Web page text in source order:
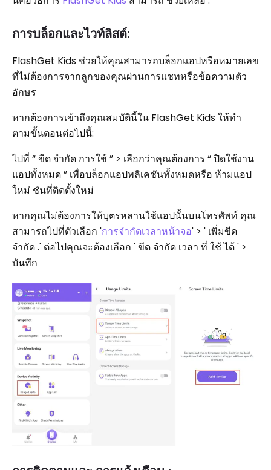
การบล็อกและไวท์ลิสต์:
FlashGet Kids ช่วยให้คุณสามารถบล็อกแอปหรือหมายเลข
ที่ไม่ต้องการจากลูกของคุณผ่านการแชทหรือข้อความตัว
อักษร
หากต้องการเข้าถึงคุณสมบัตินี้ใน FlashGet Kids ให้ทำ
ตามขั้นตอนต่อไปนี้:
ไปที่ “ ขีด จำกัด การใช้ ” > เลือกว่าคุณต้องการ “ ปิดใช้งาน
แอปทั้งหมด ” เพื่อบล็อกแอปพลิเคชันทั้งหมดหรือ ห้ามแอป
ใหม่ ชันที่ติดตั้งใหม่
หากคุณไม่ต้องการให้บุตรหลานใช้แอปนั้นบนโทรศัพท์ คุณ
สามารถไปที่ตัวเลือก 'การจำกัดเวลาหน้าจอ' > ' เพิ่มขีด
จำกัด .' ต่อไปคุณจะต้องเลือก ' ขีด จำกัด เวลา ที่ ใช้ ได้ ' >
บันทึก